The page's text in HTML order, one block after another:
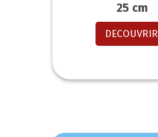
25 cm
DECOUVRIR